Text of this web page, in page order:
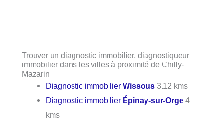
Trouver un diagnostic immobilier, diagnostiqueur
immobilier dans les villes à proximité de Chilly-
Mazarin
Diagnostic immobilierWissous 3.12 kms
Diagnostic immobilier Épinay-sur-Orge 4
kms